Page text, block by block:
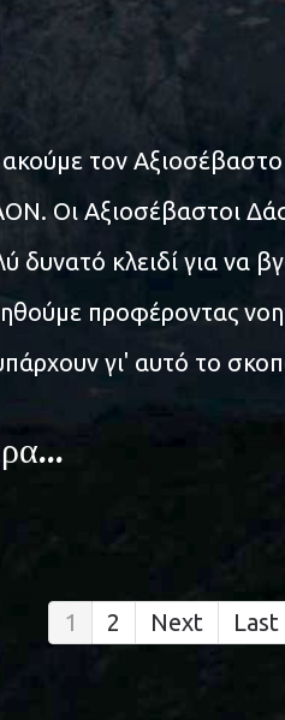
ακούμε τον
Οι Αξιοσέβαστοι
δυνατό κλειδί για να
προφέροντας
γι' αυτό το
1 2 Next Last